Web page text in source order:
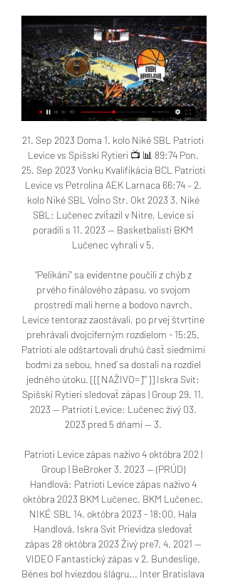
21. Sep 2023 Doma 1. kolo Niké SBL Patrioti
Levice vs Spišskí Rytieri 📺 📊 89:74 Pon.
25. Sep 2023 Vonku Kvalifikácia BCL Patrioti
Levice vs Petrolina AEK Larnaca 66:74 – 2.
kolo Niké SBL Voľno Str. Okt 2023 3. Niké
SBL: Lučenec zvíťazil v Nitre, Levice si
poradili s 11. 2023 — Basketbalisti BKM
Lučenec vyhrali v 5.
"Pelikáni" sa evidentne poučili z chýb z
prvého finálového zápasu, vo svojom
prostredí mali herne a bodovo navrch.
Levice tentoraz zaostávali, po prvej štvrtine
prehrávali dvojciferným rozdielom - 15:25.
Patrioti ale odštartovali druhú časť siedmimi
bodmi za sebou, hneď sa dostali na rozdiel
jedného útoku. [[[NAŽIVO=]''']] Iskra Svit:
Spišskí Rytieri sledovať zápas | Group 29. 11.
2023 — Patrioti Levice: Lučenec živý 03.
2023 pred 5 dňami — 3.
Patrioti Levice zápas naživo 4 októbra 202 |
Group | BeBroker 3. 2023 — (PRÚD)
Handlová: Patrioti Levice zápas naživo 4
októbra 2023 BKM Lučenec. BKM Lučenec.
NIKÉ SBL 14. októbra 2023 - 18:00. Hala
Handlová. Iskra Svit Prievidza sledovať
zápas 28 októbra 2023 Živý pre7. 4. 2021 —
VIDEO Fantastický zápas v 2. Bundeslige.
Bénes bol hviezdou šlágru... Inter Bratislava